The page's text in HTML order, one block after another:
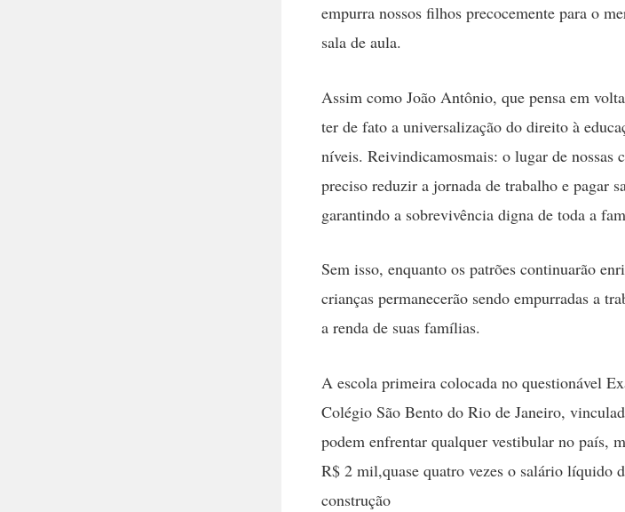
empurra nossos filhos precocemente para o
sala de aula.
Assim como João Antônio, que pensa em
ter de fato a universalização do direito à
níveis. Reivindicamosmais: o lugar de nossas
preciso reduzir a jornada de trabalho e pagar
garantindo a sobrevivência digna de toda a
Sem isso, enquanto os patrões continuarão
crianças permanecerão sendo empurradas a
a renda de suas famílias.
A escola primeira colocada no questionável
Colégio São Bento do Rio de Janeiro,
podem enfrentar qualquer vestibular no país,
R$ 2 mil,quase quatro vezes o salário líquido
construção